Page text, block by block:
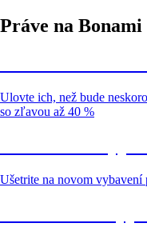
Práve na Bonami
Ulovte ich, než bude
so zľavou až 40 %
Ušetrite na novom vybavení